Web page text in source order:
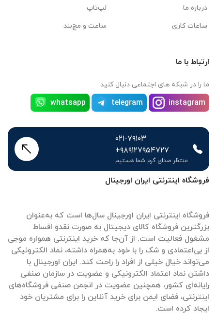
فروشگاه اینترنتی ایران اورجینال
فروشگاه اینترنتی ایران اورجینال سال‌ها است که به‌عنوان
بزرگترین فروشگاه کالای دیجیتال به صورت نقدو اقساط
مشغول فعالیت است. از آن‌جا که خرید اینترنتی همواره موجی
از بی‌اعتمادی و شک را با خود به‌همراه داشته، نماد الکترونیکی
می‌تواند خیال خیلی از افراد را راحت کند. ایران اورجینال با
داشتن نماد اعتماد الکترونیکی و عضویت در سازمان صنفی
رایانه‌ای کشور، همچنین عضویت در انجمن صنفی فروشگاه‌های
اینترنتی، فضای ایمن برای خرید آنلاین را برای مشتریان خود
ایجاد کرده است.
درباره ما
ساعات کاری
لپ‌تاپ
ساعت و مچ‌بند
ارتباط با ما
ما را در شبکه های اجتماعی دنبال کنید
instagram
telegram
whatsapp
۰۲۱-۷۹۱۰۳
+۹۸۹۱۲۷۹۵۴۷۲۷
منتظر صدای گرم شما هستیم